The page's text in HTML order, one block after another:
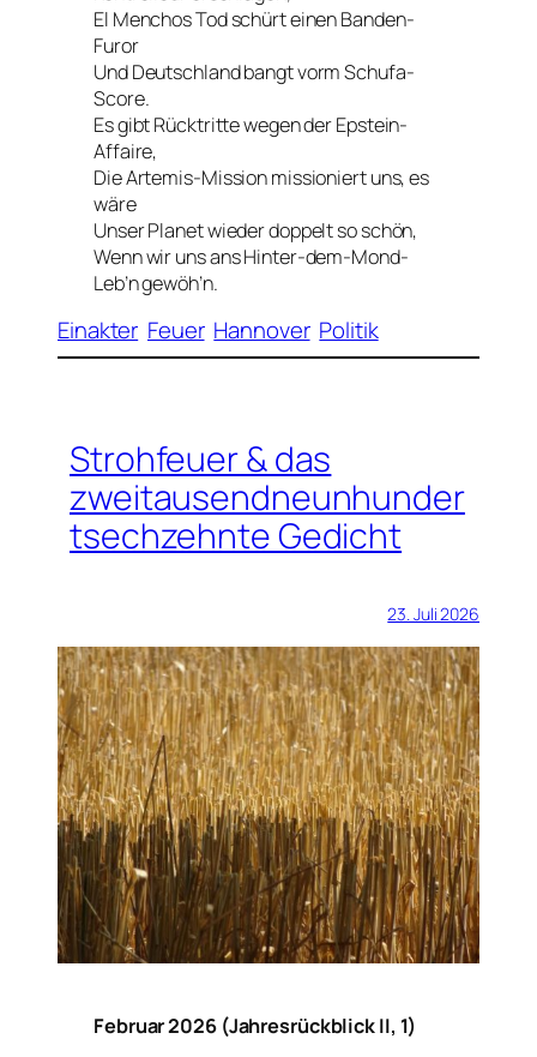
El Menchos Tod schürt einen Banden-
Furor
Und Deutschland bangt vorm Schufa-
Score.
Es gibt Rücktritte wegen der Epstein-
Affaire,
Die Artemis-Mission missioniert uns, es
wäre
Unser Planet wieder doppelt so schön,
Wenn wir uns ans Hinter-dem-Mond-
Leb’n gewöh’n.
Einakter Feuer Hannover Politik
Strohfeuer & das
zweitausendneunhunder
tsechzehnte Gedicht
23. Juli 2026
Februar 2026 (Jahresrückblick II, 1)